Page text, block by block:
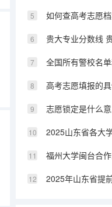
如何查高考志愿
贵大专业分数线